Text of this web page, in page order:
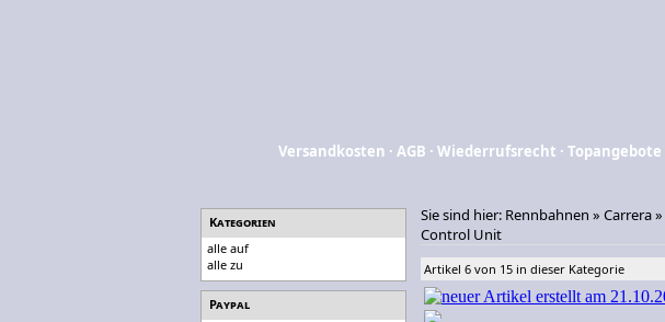
Versandkosten · AGB · Wiederrufsrecht · Topangebote
Kategorien
alle auf
alle zu
Paypal
Sie sind hier: Rennbahnen » Carrera»
Control Unit
Artikel 6 von 15 in dieser Kategorie